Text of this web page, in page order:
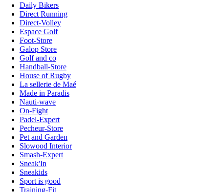
Daily Bikers
Direct Running
Direct-Volley
Espace Golf
Foot-Store
Galop Store
Golf and co
Handball-Store
House of Rugby
La sellerie de Maé
Made in Paradis
Nauti-wave
On-Fight
Padel-Expert
Pecheur-Store
Pet and Garden
Slowood Interior
Smash-Expert
Sneak'In
Sneakids
Sport is good
Training-Fit